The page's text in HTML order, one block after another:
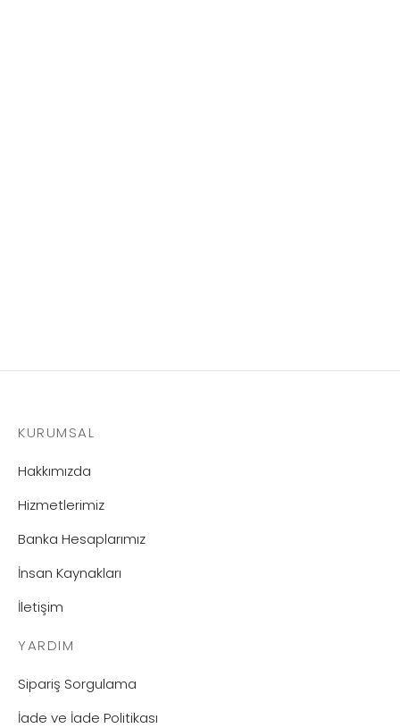
KURUMSAL
Hakkımızda
Hizmetlerimiz
Banka Hesaplarımız
İnsan Kaynakları
İletişim
YARDIM
Sipariş Sorgulama
İade ve İade Politikası